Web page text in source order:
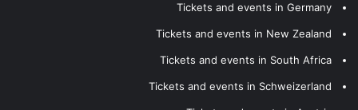
Tickets and events in Germany
Tickets and events in New Zealand
Tickets and events in South Africa
Tickets and events in Schweizerland